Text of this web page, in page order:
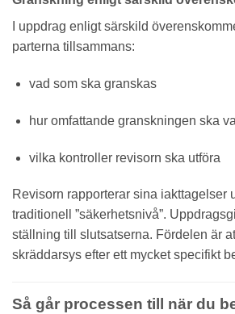
I uppdrag enligt särskild
parterna tillsammans:
vad som ska granskas
hur omfattande granskningen ska
vilka kontroller revisorn ska utföra
Revisorn rapporterar sina iakttagelser
traditionell ”säkerhetsnivå”.
ställning till slutsatserna. Fördelen är
skräddarsys efter ett mycket specifikt
Så går processen till när du